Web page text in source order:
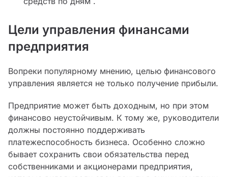
Цели управления финансами
предприятия
Вопреки популярному мнению, целью финансового
управления является не только получение прибыли.
Предприятие может быть доходным, но при этом
финансово неустойчивым. К тому же, руководители
должны постоянно поддерживать
платежеспособность бизнеса. Особенно сложно
бывает сохранить свои обязательства перед
собственниками и акционерами предприятия,